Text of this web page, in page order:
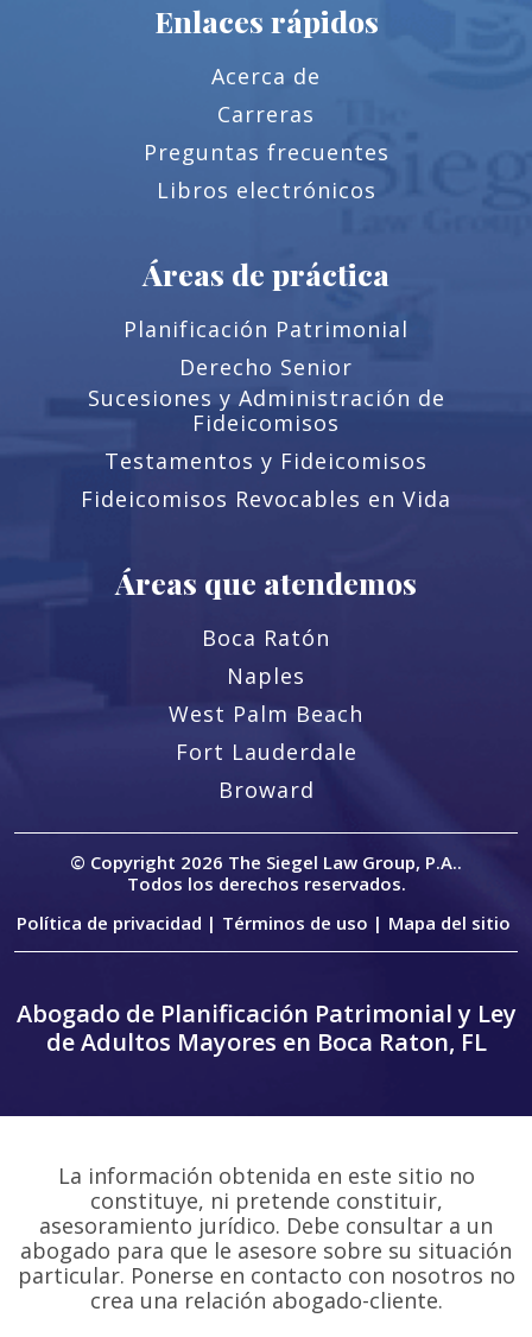
Enlaces rápidos
Acerca de
Carreras
Preguntas frecuentes
Libros electrónicos
Áreas de práctica
Planificación Patrimonial
Derecho Senior
Sucesiones y Administración de
Fideicomisos
Testamentos y Fideicomisos
Fideicomisos Revocables en Vida
Áreas que atendemos
Boca Ratón
Naples
West Palm Beach
Fort Lauderdale
Broward
© Copyright 2026 The Siegel Law Group, P.A..
Todos los derechos reservados.
Política de privacidad | Términos de uso | Mapa del sitio
Abogado de Planificación Patrimonial y Ley
de Adultos Mayores en Boca Raton, FL
La información obtenida en este sitio no
constituye, ni pretende constituir,
asesoramiento jurídico. Debe consultar a un
abogado para que le asesore sobre su situación
particular. Ponerse en contacto con nosotros no
crea una relación abogado-cliente.